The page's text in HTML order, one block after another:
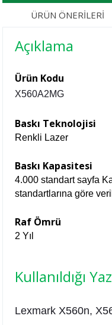
ÜRÜN ÖNERILERI
Açıklama
Ürün Kodu
X560A2MG
Baskı Teknolojisi
Renkli Lazer
Baskı Kapasitesi
4.000 standart sayfa
standartlarına göre
Raf Ömrü
2 Yıl
Kullanıldığı
LexmarkX560n,